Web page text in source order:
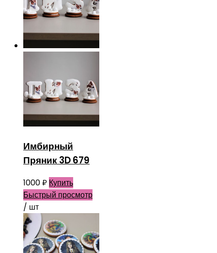
Имбирный
Пряник 3D 679
1000₽ Купить
Быстрый просмотр
/ шт